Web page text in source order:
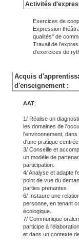
Activités
Exercices de
Expression
qualités" de
Travail de
d'exercices de
Acquis
d'enseignement :
AAT:
1/ Réalise un
les domaines de
l'environnement,
d'une pratique centrée
3/ Conseille et
un modèle de
participation.
4/ Analyse et adapte
point de vue du
parties prenantes
6/ Instaure une
personne, en tenant
écologique.
7/ Communique
participe à
et dans un contexte